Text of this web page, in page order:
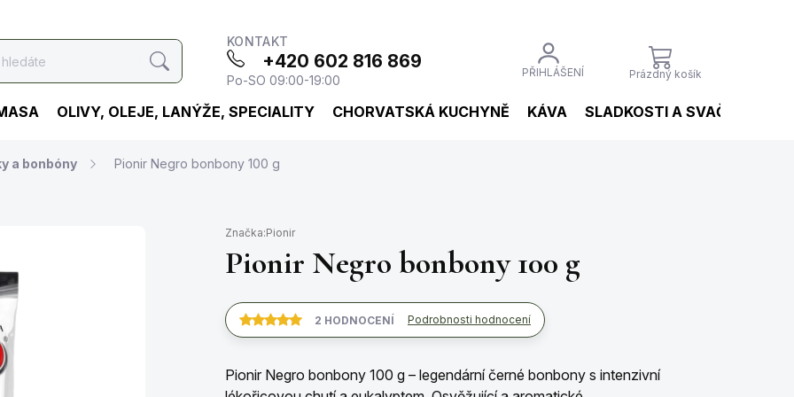
Hledat
KONTAKT
+420 602 816 869
Po-SO 09:00-19:00
PŘIHLÁŠENÍ
NÁKUPNÍ
KOŠÍK
Prázdný košík
OLIVY, OLEJE, LANÝŽE, SPECIALITY CHORVATSKÁ KUCHYNĚ KÁVA SLADKOSTI A SVAČINY
a bonbóny Pionir Negro bonbony 100 g
Značka:Pionir
Pionir Negro bonbony 100 g
2 HODNOCENÍ Podrobnosti hodnocení
Pionir Negro bonbony 100 g – legendární černé bonbony s intenzivní